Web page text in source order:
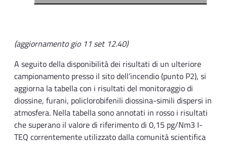
(aggiornamento gio 11 set 12.40)
A seguito della disponibilità dei risultati di un ulteriore
campionamento presso il sito dell’incendio (punto P2), si
aggiorna la tabella con i risultati del monitoraggio di
diossine, furani, policlorobifenili diossina-simili dispersi in
atmosfera. Nella tabella sono annotati in rosso i risultati
che superano il valore di riferimento di 0,15 pg/Nm3 I-
TEQ correntemente utilizzato dalla comunità scientifica